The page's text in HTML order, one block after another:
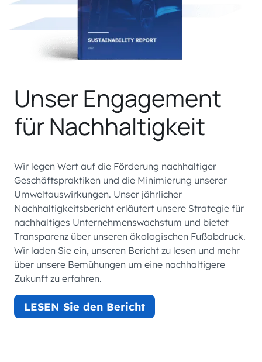
Unser Engagement
für Nachhaltigkeit
Wir legen Wert auf die Förderung nachhaltiger
Geschäftspraktiken und die Minimierung unserer
Umweltauswirkungen. Unser jährlicher
Nachhaltigkeitsbericht erläutert unsere Strategie für
nachhaltiges Unternehmenswachstum und bietet
Transparenz über unseren ökologischen Fußabdruck.
Wir laden Sie ein, unseren Bericht zu lesen und mehr
über unsere Bemühungen um eine nachhaltigere
Zukunft zu erfahren.
LESEN Sie den Bericht